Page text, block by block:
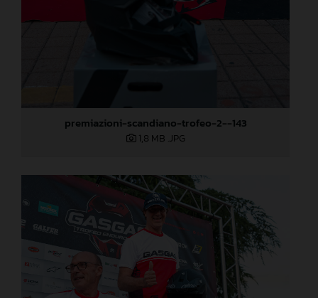
premiazioni-scandiano-trofeo-2--143
1,8 MB .JPG